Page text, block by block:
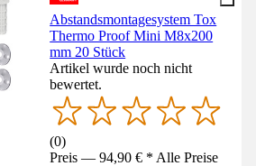
Abstandsmontagesystem Tox
Thermo Proof Mini M8x200
mm 20 Stück
Artikel wurde noch nicht
bewertet.
(0)
Preis — 94,90 € * Alle Preise